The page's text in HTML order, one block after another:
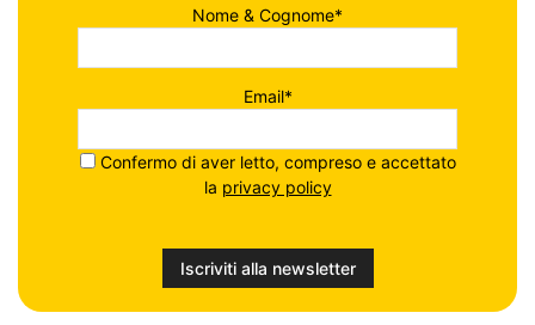
Nome & Cognome*
Email*
Confermo di aver letto, compreso e accettato
la privacy policy